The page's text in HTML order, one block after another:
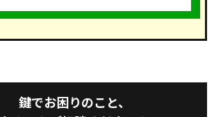
鍵でお困りのこと、